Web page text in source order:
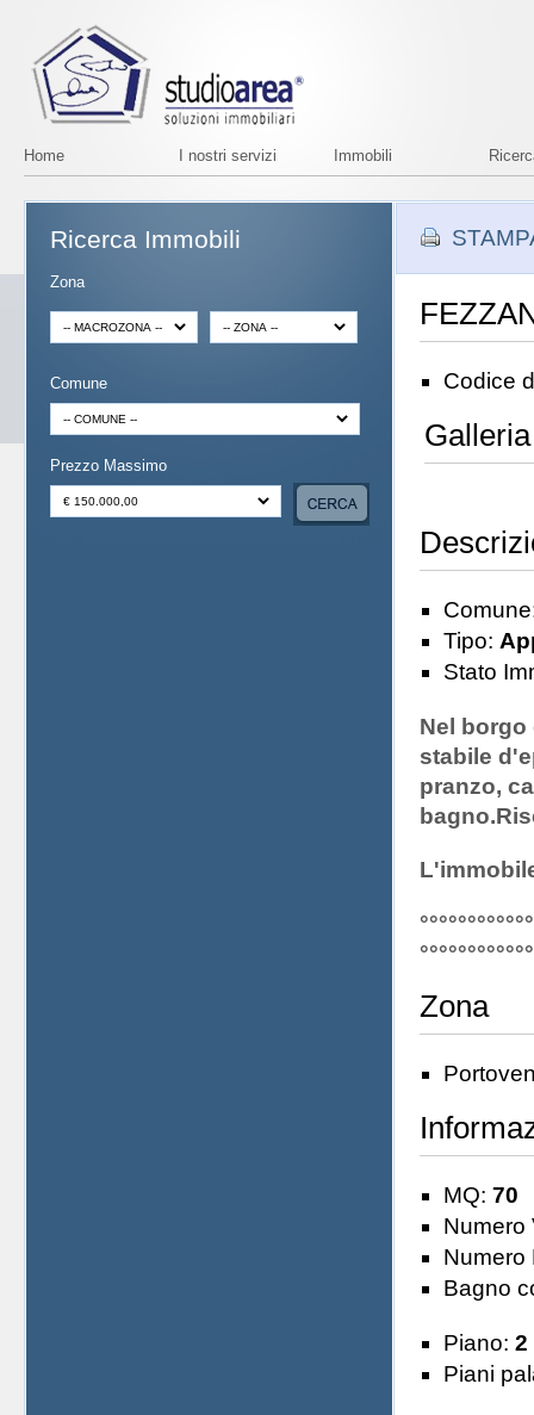
Home I nostri servizi Immobili
Ricerca Immobili
Zona
Comune
Prezzo Massimo
Codice
Tipo:
Stato
Nel
stabile
pranzo,
Zona
MQ: 70
Numero
Bagno
Piano: 2
Piani